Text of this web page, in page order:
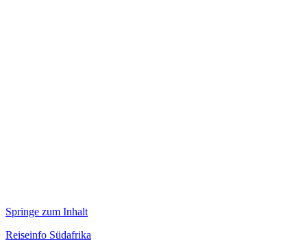
Springe zum Inhalt
Reiseinfo Südafrika